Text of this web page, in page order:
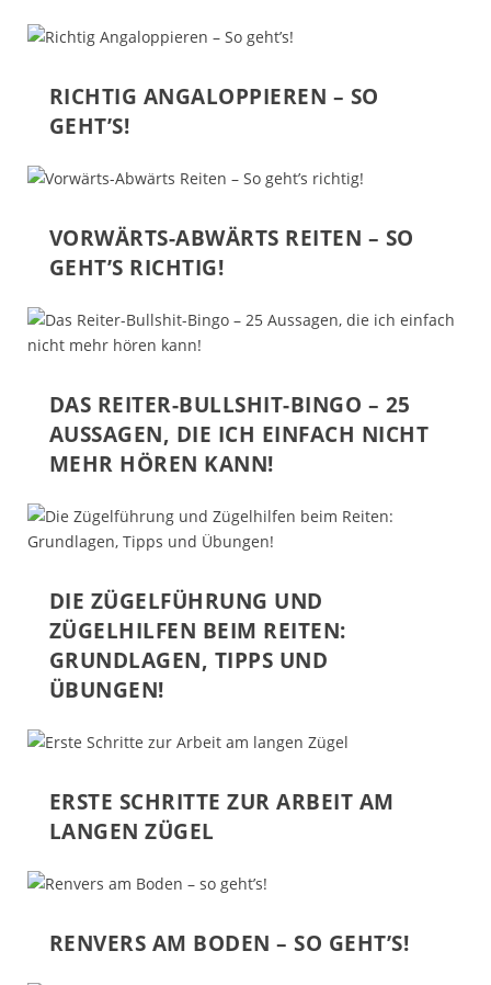
RICHTIG ANGALOPPIEREN – SO
GEHT’S!
VORWÄRTS-ABWÄRTS REITEN – SO
GEHT’S RICHTIG!
DAS REITER-BULLSHIT-BINGO – 25
AUSSAGEN, DIE ICH EINFACH NICHT
MEHR HÖREN KANN!
DIE ZÜGELFÜHRUNG UND
ZÜGELHILFEN BEIM REITEN:
GRUNDLAGEN, TIPPS UND
ÜBUNGEN!
ERSTE SCHRITTE ZUR ARBEIT AM
LANGEN ZÜGEL
RENVERS AM BODEN – SO GEHT’S!